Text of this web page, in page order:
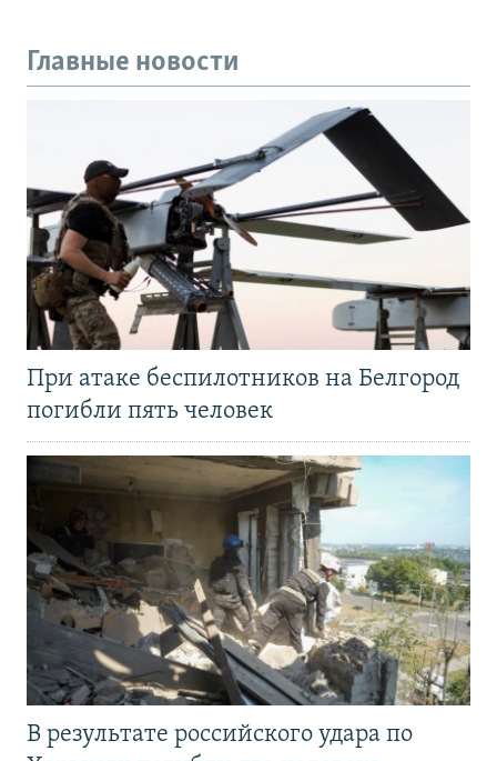
Главные новости
При атаке беспилотников на Белгород
погибли пять человек
В результате российского удара по